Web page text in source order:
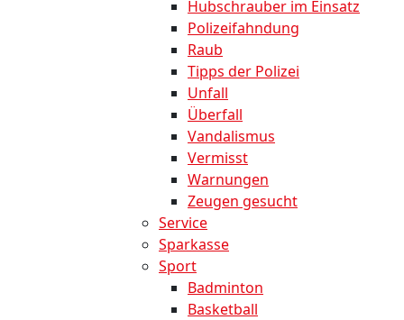
Hubschrauber im Einsatz
Polizeifahndung
Raub
Tipps der Polizei
Unfall
Überfall
Vandalismus
Vermisst
Warnungen
Zeugen gesucht
Service
Sparkasse
Sport
Badminton
Basketball